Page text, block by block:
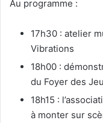
Au programme :
17h30 : atelier
Vibrations
18h00 :
du Foyer des
18h15 :
à monter sur